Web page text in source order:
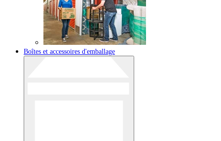
Boîtes et accessoires d'emballage